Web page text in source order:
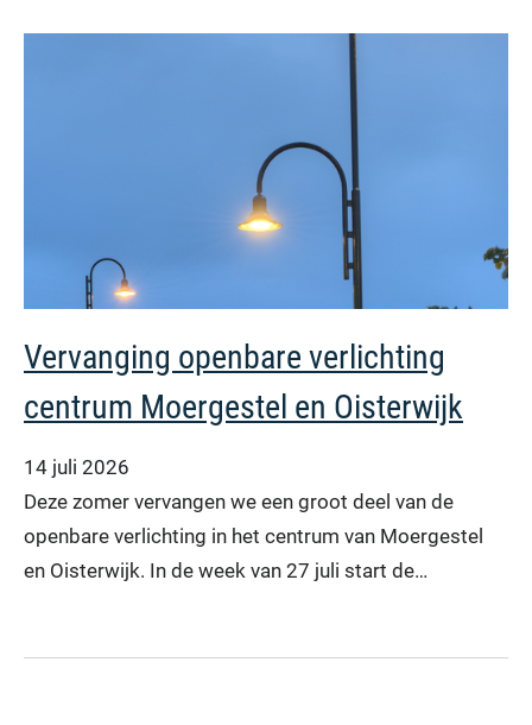
Vervanging openbare verlichting
centrum Moergestel en Oisterwijk
14 juli 2026
Deze zomer vervangen we een groot deel van de
openbare verlichting in het centrum van Moergestel
en Oisterwijk. In de week van 27 juli start de…